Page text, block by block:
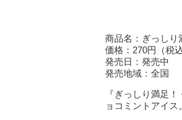
商品名：ぎっしり
価格：270円（税込
発売日：発売中
発売地域：全国
『ぎっしり満足
ョコミントアイス。